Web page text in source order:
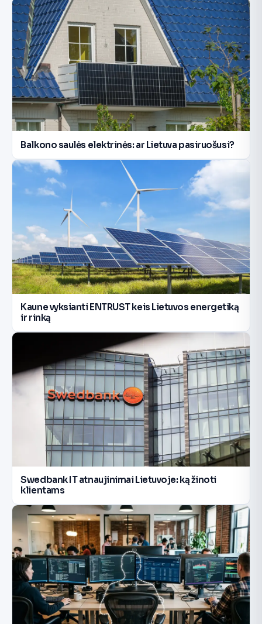
Balkono saulės elektrinės: ar Lietuva pasiruošusi?
Kaune vyksianti ENTRUST keis Lietuvos energetiką
ir rinką
Swedbank IT atnaujinimai Lietuvoje: ką žinoti
klientams